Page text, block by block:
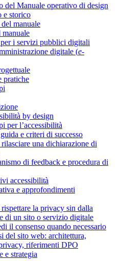
del Manuale operativo di design
e storico
manuale
i servizi pubblici digitali
digitale (e-
pratiche
by design
per l’accessibilità
e criteri di successo
una dichiarazione di
di feedback e procedura di
accessibilità
e approfondimenti
la privacy sin dalla
di un sito o servizio digitale
il consenso quando necessario
del sito web: architettura,
riferimenti DPO
e strategia